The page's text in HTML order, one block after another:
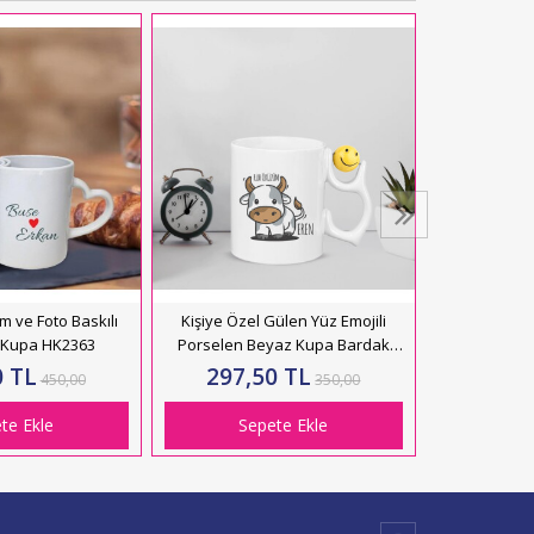
ve Foto Baskılı
HK2363
TL 450,00
Ekle
Kişiye Özel Gülen Yüz Emojili
Porselen Beyaz Kupa Bardak
HK2588
297,50 TL 350,00
Sepete Ekle